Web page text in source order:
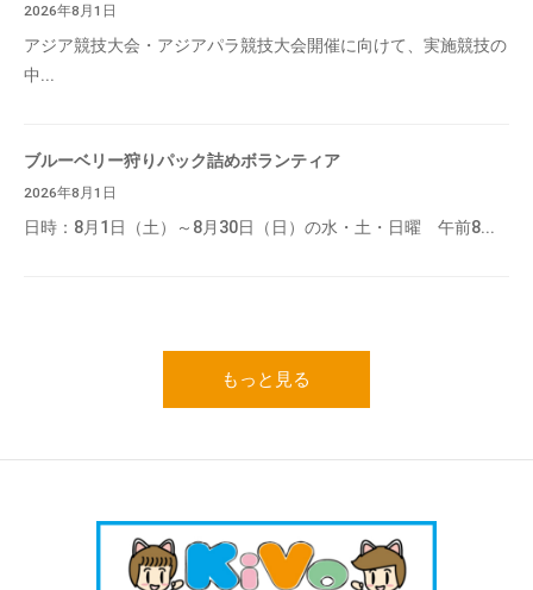
2026年8月1日
アジア競技大会・アジアパラ競技大会開催に向けて、実施競技の
中...
ブルーベリー狩りパック詰めボランティア
2026年8月1日
日時：8月1日（土）～8月30日（日）の水・土・日曜 午前8...
もっと見る